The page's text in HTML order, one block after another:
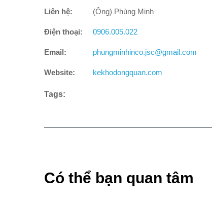
Liên hệ: (Ông) Phùng Minh
Điện thoại: 0906.005.022
Email: phungminhinco.jsc@gmail.com
Website: kekhodongquan.com
Tags:
Có thể bạn quan tâm